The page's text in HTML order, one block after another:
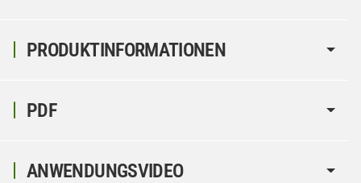
PRODUKTINFORMATIONEN
PDF
ANWENDUNGSVIDEO